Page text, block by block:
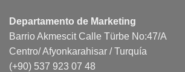
Departamento de Marketing
Barrio Akmescit Calle Türbe No:47/A
Centro/ Afyonkarahisar / Turquía
(+90) 537 923 07 48